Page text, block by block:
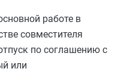
работе в
совместителя
по соглашению с
или